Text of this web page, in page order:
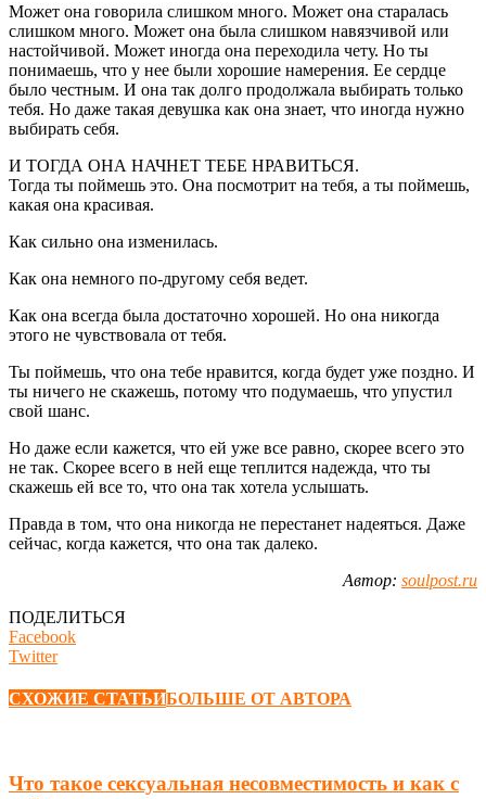
Может она говорила слишком много. Может она старалась
слишком много. Может она была слишком навязчивой или
настойчивой. Может иногда она переходила чету. Но ты
понимаешь, что у нее были хорошие намерения. Ее сердце
было честным. И она так долго продолжала выбирать только
тебя. Но даже такая девушка как она знает, что иногда нужно
выбирать себя.
И ТОГДА ОНА НАЧНЕТ ТЕБЕ НРАВИТЬСЯ.
Тогда ты поймешь это. Она посмотрит на тебя, а ты поймешь,
какая она красивая.
Как сильно она изменилась.
Как она немного по-другому себя ведет.
Как она всегда была достаточно хорошей. Но она никогда
этого не чувствовала от тебя.
Ты поймешь, что она тебе нравится, когда будет уже поздно. И
ты ничего не скажешь, потому что подумаешь, что упустил
свой шанс.
Но даже если кажется, что ей уже все равно, скорее всего это
не так. Скорее всего в ней еще теплится надежда, что ты
скажешь ей все то, что она так хотела услышать.
Правда в том, что она никогда не перестанет надеяться. Даже
сейчас, когда кажется, что она так далеко.
Автор: soulpost.ru
ПОДЕЛИТЬСЯ
Facebook
Twitter
СХОЖИЕ СТАТЬИБОЛЬШЕ ОТ АВТОРА
Что такое сексуальная несовместимость и как с